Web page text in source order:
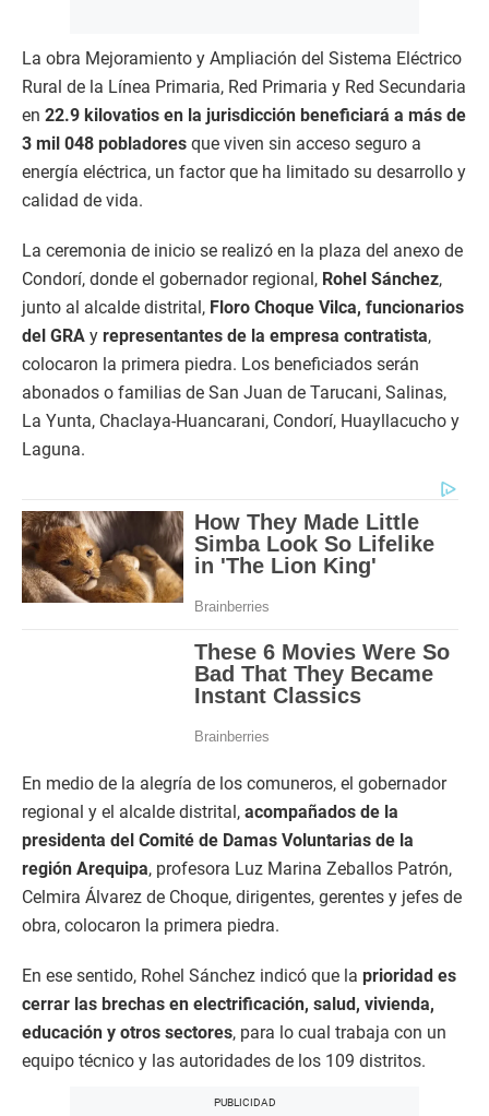
La obra Mejoramiento y Ampliación del Sistema Eléctrico
Rural de la Línea Primaria, Red Primaria y Red Secundaria
en 22.9 kilovatios en la jurisdicción beneficiará a más de
3 mil 048 pobladores que viven sin acceso seguro a
energía eléctrica, un factor que ha limitado su desarrollo y
calidad de vida.
La ceremonia de inicio se realizó en la plaza del anexo de
Condorí, donde el gobernador regional, Rohel Sánchez,
junto al alcalde distrital, Floro Choque Vilca, funcionarios
del GRA y representantes de la empresa contratista,
colocaron la primera piedra. Los beneficiados serán
abonados o familias de San Juan de Tarucani, Salinas,
La Yunta, Chaclaya-Huancarani, Condorí, Huayllacucho y
Laguna.
En medio de la alegría de los comuneros, el gobernador
regional y el alcalde distrital, acompañados de la
presidenta del Comité de Damas Voluntarias de la
región Arequipa, profesora Luz Marina Zeballos Patrón,
Celmira Álvarez de Choque, dirigentes, gerentes y jefes de
obra, colocaron la primera piedra.
En ese sentido, Rohel Sánchez indicó que la prioridad es
cerrar las brechas en electrificación, salud, vivienda,
educación y otros sectores, para lo cual trabaja con un
equipo técnico y las autoridades de los 109 distritos.